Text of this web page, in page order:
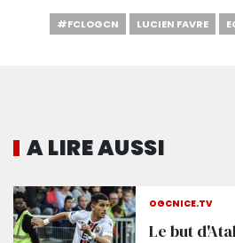
#FCLOGCN LUCIEN FAVRE
A LIRE AUSSI
OGCNICE.TV
Le but
Un Gym renversant